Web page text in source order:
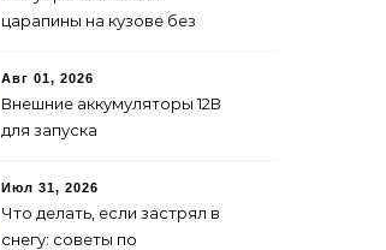
царапины на кузове без
Авг 01, 2026
Внешние аккумуляторы 12В
для запуска
выбрать
Июл 31, 2026
Что делать, если застрял в
снегу: советы по